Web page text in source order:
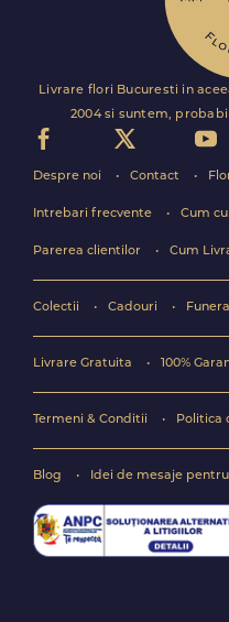
Livrare flori Bucuresti in
2004 si suntem,
Despre noi Contact
Intrebari frecvente Cum
Parerea clientilor Cum
Colectii Cadouri
Livrare Gratuita 100%
Termeni & Conditii Politica
Blog Idei de mesaje